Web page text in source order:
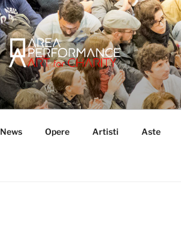
AREA
Sito ufficiale della Onlus Area
News Opere Artisti Aste